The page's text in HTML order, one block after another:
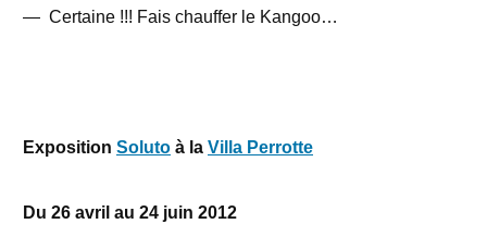
— Certaine !!! Fais chauffer le Kangoo…
Exposition Soluto à la Villa Perrotte
Du 26 avril au 24 juin 2012